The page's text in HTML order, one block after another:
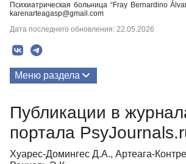
Психиатрическая больница “Fray Bernardino
karenarteagasp@gmail.com
Дата последнего обновления: 22.05.2026
Меню раздела
Публикации в
портала
Хуарес-Домингес Д.А., Артеага-